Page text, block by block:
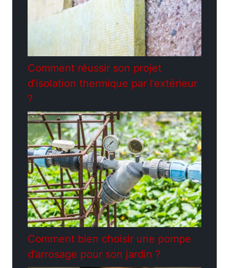
Comment réussir son projet
d’isolation thermique par l’extérieur
?
Comment bien choisir une pompe
d’arrosage pour son jardin ?